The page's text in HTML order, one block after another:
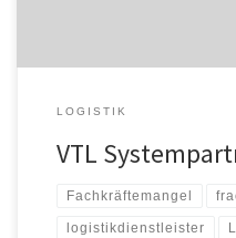
LOGISTIK
VTL
Fachkräftemangel
logistikdienstleister